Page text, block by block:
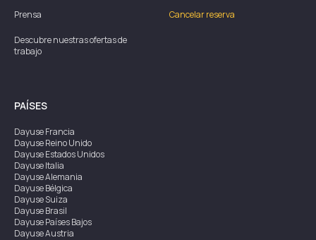
Prensa
Descubre nuestras ofertas de
trabajo
Cancelar reserva
PAÍSES
DayuseFrancia
DayuseReino Unido
DayuseEstados Unidos
DayuseItalia
DayuseAlemania
DayuseBélgica
DayuseSuiza
DayuseBrasil
DayusePaíses Bajos
DayuseAustria